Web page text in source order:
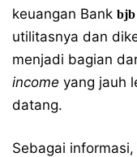
keuangan Bank bjb
utilitasnya dan
menjadi bagian
income yang jauh
datang.
Sebagai